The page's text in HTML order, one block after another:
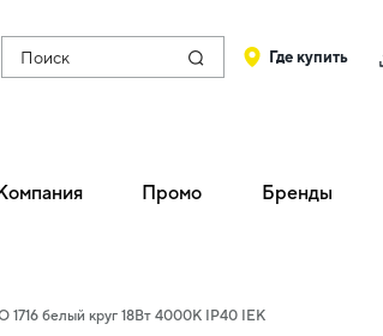
Поиск Где купить
Промо Бренды
белый круг 18Вт 4000К IP40 IEK